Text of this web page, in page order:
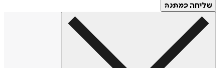
שליחה כמתנה